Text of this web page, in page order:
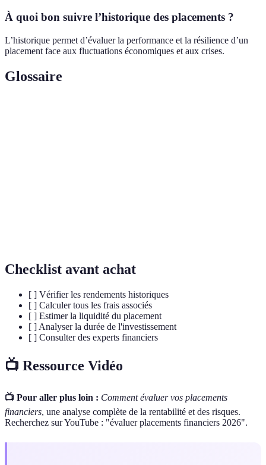
À quoi bon suivre l’historique des placements ?
L’historique permet d’évaluer la performance et la résilience d’un
placement face aux fluctuations économiques et aux crises.
Glossaire
Checklist avant achat
[ ] Vérifier les rendements historiques
[ ] Calculer tous les frais associés
[ ] Estimer la liquidité du placement
[ ] Analyser la durée de l'investissement
[ ] Consulter des experts financiers
📺 Ressource Vidéo
📺 Pour aller plus loin : Comment évaluer vos placements
financiers, une analyse complète de la rentabilité et des risques.
Recherchez sur YouTube : "évaluer placements financiers 2026".